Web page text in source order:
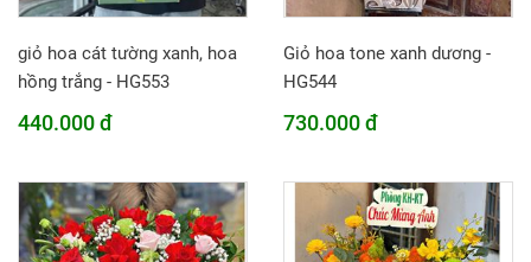
giỏ hoa cát tường xanh, hoa
hồng trắng - HG553
440.000 đ
Giỏ hoa tone xanh dương -
HG544
730.000 đ